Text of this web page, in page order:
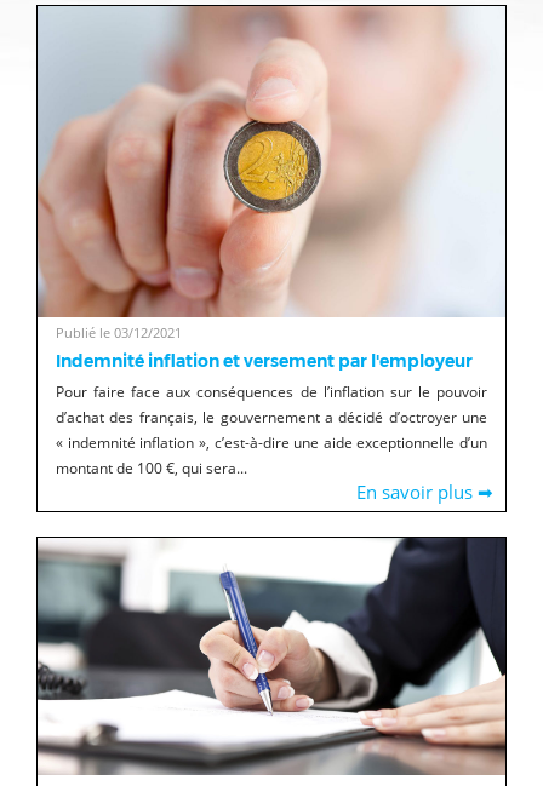
Publié le 03/12/2021
Indemnité inflation et versement par l'employeur
Pour faire face aux conséquences de l’inflation sur le pouvoir
d’achat des français, le gouvernement a décidé d’octroyer une
« indemnité inflation », c’est-à-dire une aide exceptionnelle d’un
montant de 100 €, qui sera...
En savoir plus ➡